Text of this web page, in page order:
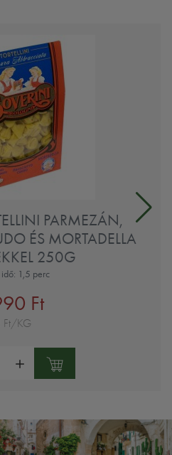
PARMEZÁN,
ÉS MORTADELLA
250G
idő: 1,5 perc
Ft
Ft/KG